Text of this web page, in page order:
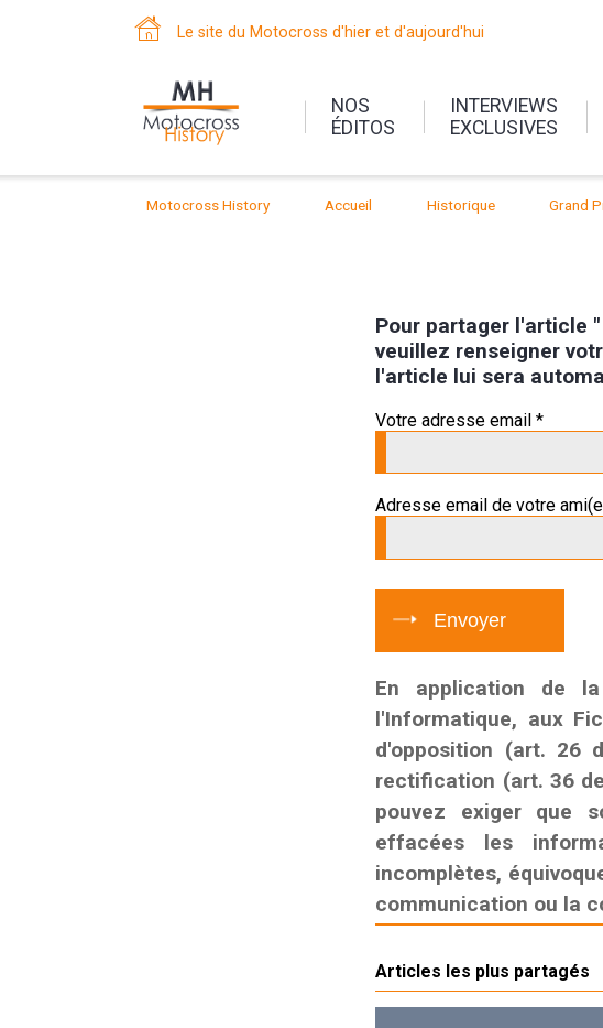
Le site du Motocross d'hier et d'aujourd'hui
NOS
ÉDITOS
INTERVIEWS
EXCLUSIVES
Motocross History Accueil Historique Grand
Pour partager l'article
veuillez renseigner
l'article lui sera
Votre adresse email *
Adresse email de votre
En application de
l'Informatique, aux
d'opposition (art. 26
rectification (art. 36
pouvez exiger que
effacées les
incomplètes,
communication ou la
Articles les plus partagés